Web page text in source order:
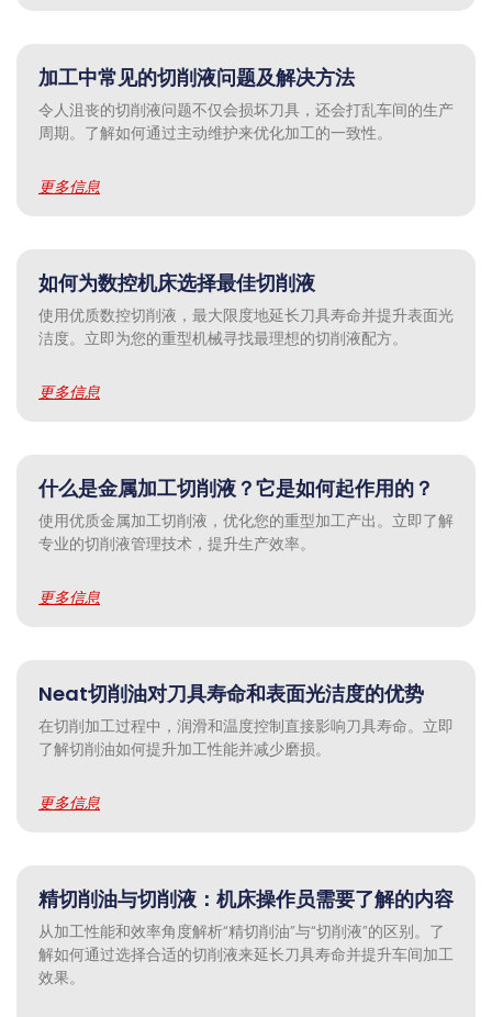
加工中常见的切削液问题及解决方法
令人沮丧的切削液问题不仅会损坏刀具，还会打乱车间的生产
周期。了解如何通过主动维护来优化加工的一致性。
更多信息
如何为数控机床选择最佳切削液
使用优质数控切削液，最大限度地延长刀具寿命并提升表面光
洁度。立即为您的重型机械寻找最理想的切削液配方。
更多信息
什么是金属加工切削液？它是如何起作用的？
使用优质金属加工切削液，优化您的重型加工产出。立即了解
专业的切削液管理技术，提升生产效率。
更多信息
Neat切削油对刀具寿命和表面光洁度的优势
在切削加工过程中，润滑和温度控制直接影响刀具寿命。立即
了解切削油如何提升加工性能并减少磨损。
更多信息
精切削油与切削液：机床操作员需要了解的内容
从加工性能和效率角度解析“精切削油”与“切削液”的区别。了
解如何通过选择合适的切削液来延长刀具寿命并提升车间加工
效果。